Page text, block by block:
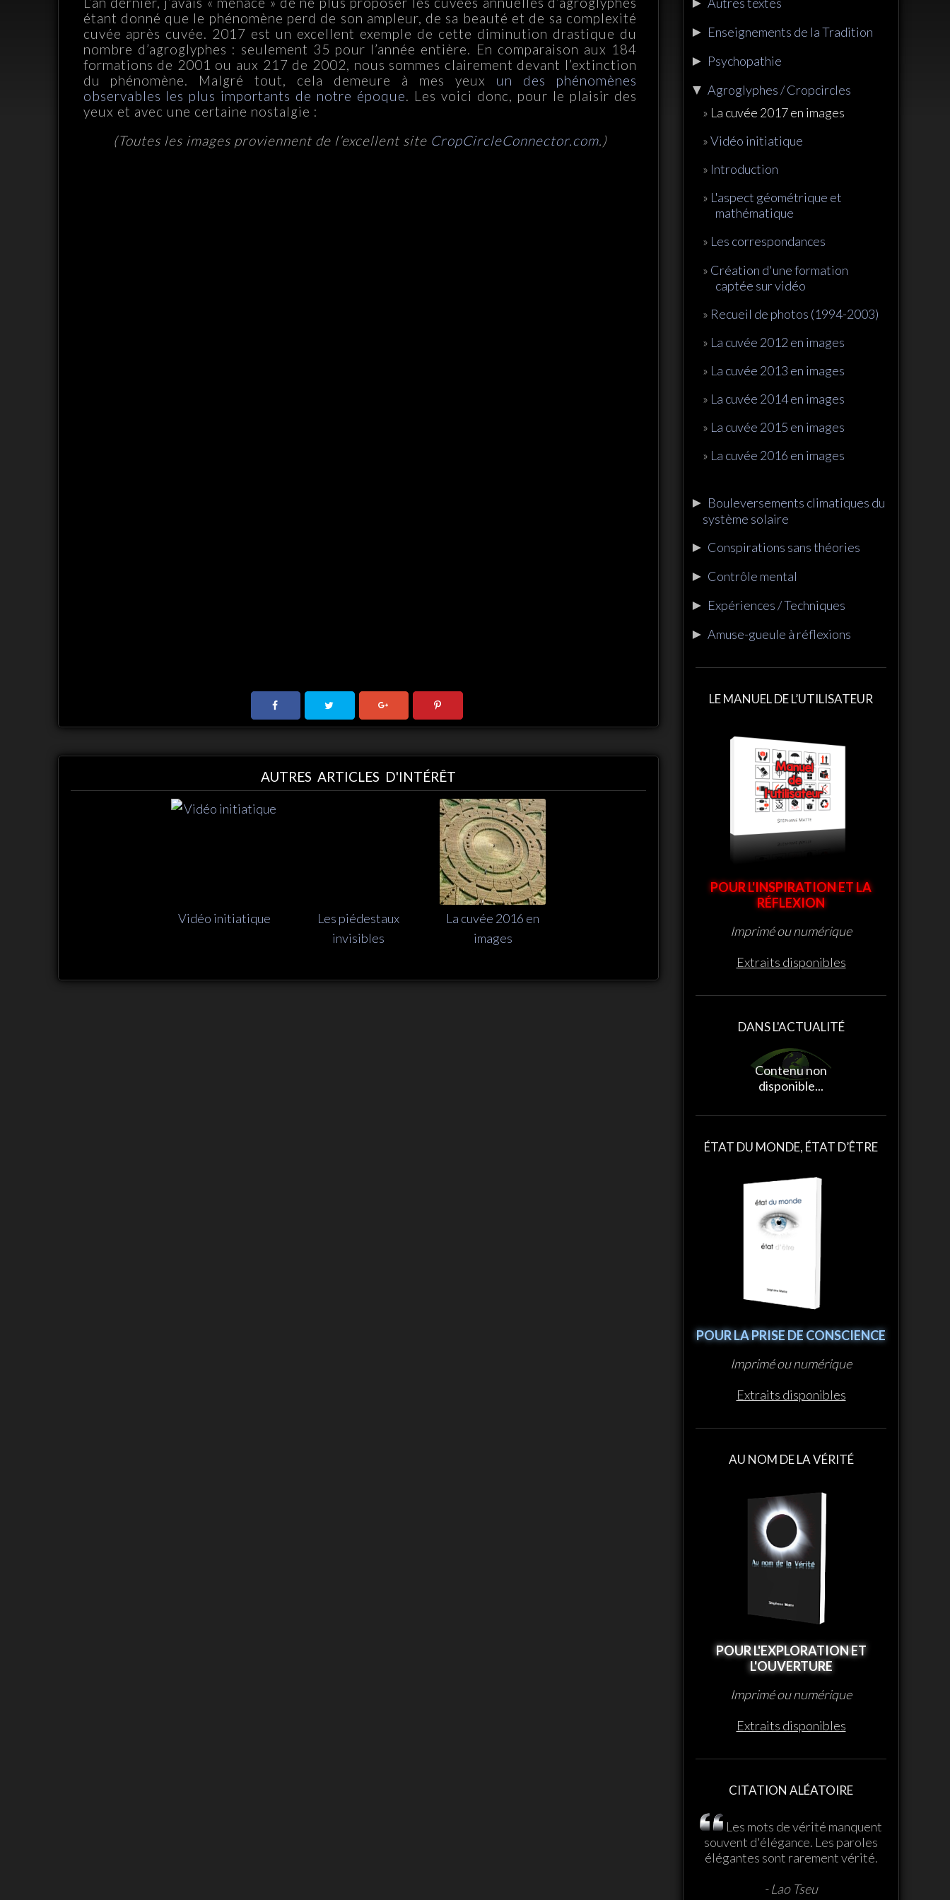
étant donné que le phénomène perd de son ampleur, de sa beauté et de sa complexité
cuvée après cuvée. 2017 est un excellent exemple de cette diminution drastique du
nombre d’agroglyphes : seulement 35 pour l’année entière. En comparaison aux 184
formations de 2001 ou aux 217 de 2002, nous sommes clairement devant l’extinction
du phénomène. Malgré tout, cela demeure à mes yeux un des phénomènes
observables les plus importants de notre époque . Les voici donc, pour le plaisir des
yeux et avec une certaine nostalgie :
(Toutes les images proviennent de l’excellent site CropCircleConnector.com.)
AUTRES ARTICLES D'INTÉRÊT
Vidéo initiatique
Les piédestaux
invisibles
La cuvée 2016 en
images
► Enseignements de la Tradition
► Psychopathie
▼ Agroglyphes / Cropcircles
La cuvée 2017 en images
Vidéo initiatique
Introduction
L'aspect géométrique et
mathématique
Les correspondances
Création d'une formation
captée sur vidéo
Recueil de photos (1994-2003)
La cuvée 2012 en images
La cuvée 2013 en images
La cuvée 2014 en images
La cuvée 2015 en images
La cuvée 2016 en images
► Bouleversements climatiques du
système solaire
► Conspirations sans théories
► Contrôle mental
► Expériences / Techniques
► Amuse-gueule à réflexions
LE MANUEL DE L’UTILISATEUR
POUR L'INSPIRATION ET LA
RÉFLEXION
Imprimé ou numérique
Extraits disponibles
DANS L'ACTUALITÉ
Contenu non
disponible...
disponible...
ÉTAT DU MONDE, ÉTAT D’ÊTRE
POUR LA PRISE DE CONSCIENCE
Imprimé ou numérique
Extraits disponibles
AU NOM DE LA VÉRITÉ
POUR L'EXPLORATION ET
L'OUVERTURE
Imprimé ou numérique
Extraits disponibles
CITATION ALÉATOIRE
Les mots de vérité manquent
souvent d'élégance. Les paroles
élégantes sont rarement vérité.
- Lao Tseu